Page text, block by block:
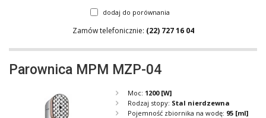
dodaj do porównania
Zamów telefonicznie: (22) 727 16 04
Parownica MPM MZP-04
Moc: 1200 [W]
Rodzaj stopy: Stal nierdzewna
Pojemność zbiornika na wodę: 95 [ml]